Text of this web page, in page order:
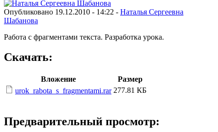
Опубликовано 19.12.2010 - 14:22 - Наталья Сергеевна
Шабанова
Работа с фрагментами текста. Разработка урока.
Скачать:
Вложение
Размер
urok_rabota_s_fragmentami.rar 277.81 КБ
Предварительный просмотр: